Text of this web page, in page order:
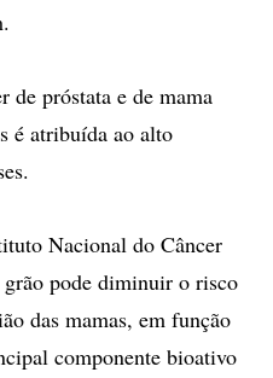
de próstata e de mama
é atribuída ao alto
Nacional do Câncer
pode diminuir o risco
das mamas, em função
componente bioativo